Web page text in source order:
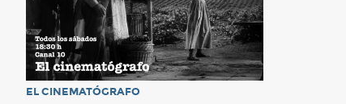
EL CINEMATÓGRAFO